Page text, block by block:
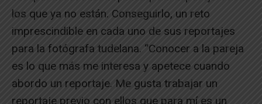
los que ya no están. Conseguirlo, un reto
imprescindible en cada uno de sus reportajes
para la fotógrafa tudelana. “Conocer a la pareja
es lo que más me interesa y apetece cuando
abordo un reportaje. Me gusta trabajar un
reportaje previo con ellos que para mí es un